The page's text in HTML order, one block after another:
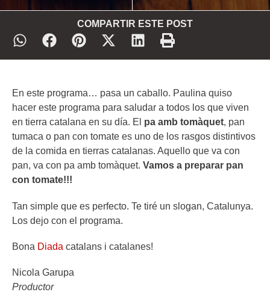
COMPARTIR ESTE POST
En este programa… pasa un caballo. Paulina quiso
hacer este programa para saludar a todos los que viven
en tierra catalana en su día. El pa amb tomàquet, pan
tumaca o pan con tomate es uno de los rasgos distintivos
de la comida en tierras catalanas. Aquello que va con
pan, va con pa amb tomàquet. Vamos a preparar pan
con tomate!!!
Tan simple que es perfecto. Te tiré un slogan, Catalunya.
Los dejo con el programa.
Bona Diada catalans i catalanes!
Nicola Garupa
Productor